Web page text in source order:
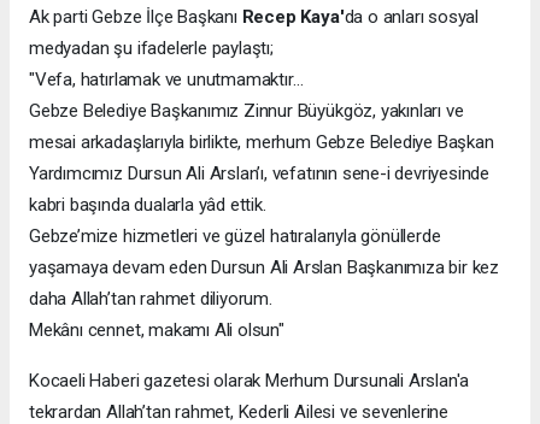
Ak parti Gebze İlçe Başkanı Recep Kaya'da o anları sosyal
medyadan şu ifadelerle paylaştı;
"Vefa, hatırlamak ve unutmamaktır…
Gebze Belediye Başkanımız Zinnur Büyükgöz, yakınları ve
mesai arkadaşlarıyla birlikte, merhum Gebze Belediye Başkan
Yardımcımız Dursun Ali Arslan’ı, vefatının sene-i devriyesinde
kabri başında dualarla yâd ettik.
Gebze’mize hizmetleri ve güzel hatıralarıyla gönüllerde
yaşamaya devam eden Dursun Ali Arslan Başkanımıza bir kez
daha Allah’tan rahmet diliyorum.
Mekânı cennet, makamı Ali olsun"
Kocaeli Haberi gazetesi olarak Merhum Dursunali Arslan'a
tekrardan Allah’tan rahmet, Kederli Ailesi ve sevenlerine